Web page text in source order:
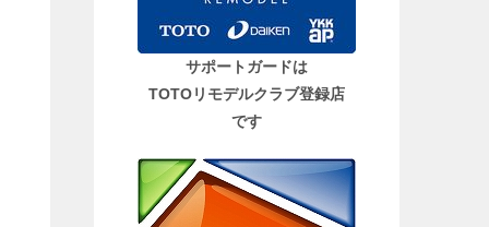
サポートガードは
TOTOリモデルクラブ登録店
です